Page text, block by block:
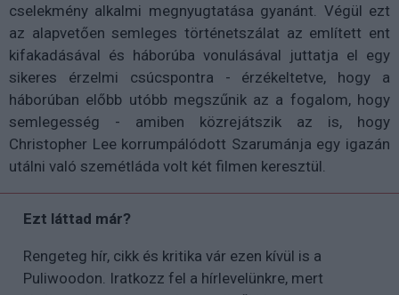
cselekmény alkalmi megnyugtatása gyanánt. Végül ezt
az alapvetően semleges történetszálat az említett ent
kifakadásával és háborúba vonulásával juttatja el egy
sikeres érzelmi csúcspontra - érzékeltetve, hogy a
háborúban előbb utóbb megszűnik az a fogalom, hogy
semlegesség - amiben közrejátszik az is, hogy
Christopher Lee korrumpálódott Szarumánja egy igazán
utálni való szemétláda volt két filmen keresztül.
Ezt láttad már?
Rengeteg hír, cikk és kritika vár ezen kívül is a
Puliwoodon. Iratkozz fel a hírlevelünkre, mert